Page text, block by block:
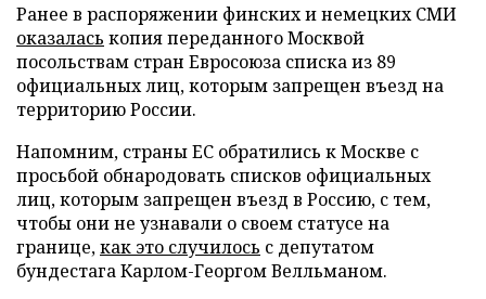
Ранее в распоряжении финских и немецких СМИ
оказалась копия переданного Москвой
посольствам стран Евросоюза списка из 89
официальных лиц, которым запрещен въезд на
территорию России.
Напомним, страны ЕС обратились к Москве с
просьбой обнародовать списков официальных
лиц, которым запрещен въезд в Россию, с тем,
чтобы они не узнавали о своем статусе на
границе,как это случилось с депутатом
бундестага Карлом-Георгом Велльманом.